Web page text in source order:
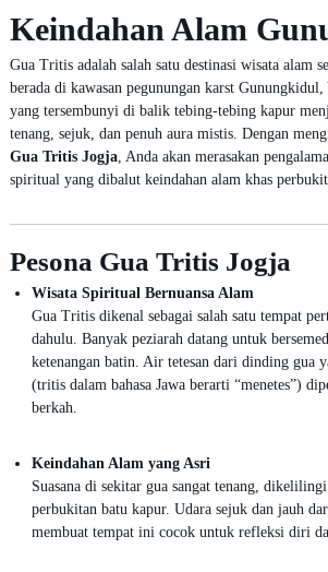
Keindahan Alam
Gua Tritis adalah salah satu destinasi wisata alam
berada di kawasan pegunungan karst
yang tersembunyi di balik tebing-tebing kapur
tenang, sejuk, dan penuh aura mistis. Dengan
Gua Tritis Jogja, Anda akan merasakan
spiritual yang dibalut keindahan alam khas
Pesona Gua Tritis Jogja
Wisata Spiritual Bernuansa Alam
Gua Tritis dikenal sebagai salah satu tempat
dahulu. Banyak peziarah datang untuk
ketenangan batin. Air tetesan dari dinding gua
(tritis dalam bahasa Jawa berarti “menetes”)
berkah.
Keindahan Alam yang Asri
Suasana di sekitar gua sangat tenang,
perbukitan batu kapur. Udara sejuk dan jauh
membuat tempat ini cocok untuk refleksi diri